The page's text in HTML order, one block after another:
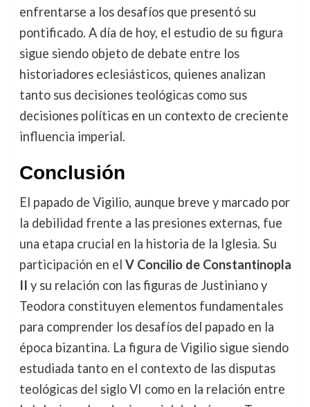
enfrentarse a los desafíos que presentó su
pontificado. A día de hoy, el estudio de su figura
sigue siendo objeto de debate entre los
historiadores eclesiásticos, quienes analizan
tanto sus decisiones teológicas como sus
decisiones políticas en un contexto de creciente
influencia imperial.
Conclusión
El papado de Vigilio, aunque breve y marcado por
la debilidad frente a las presiones externas, fue
una etapa crucial en la historia de la Iglesia. Su
participación en el V Concilio de Constantinopla
II y su relación con las figuras de Justiniano y
Teodora constituyen elementos fundamentales
para comprender los desafíos del papado en la
época bizantina. La figura de Vigilio sigue siendo
estudiada tanto en el contexto de las disputas
teológicas del siglo VI como en la relación entre